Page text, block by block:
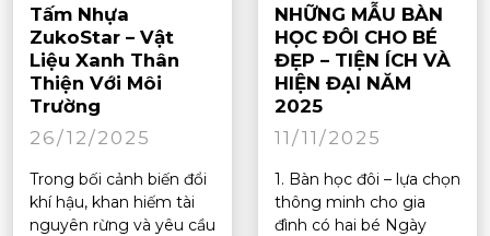
Tấm Nhựa
ZukoStar – Vật
Liệu Xanh Thân
Thiện Với Môi
Trường
26/12/2025
Trong bối cảnh biến đổi
khí hậu, khan hiếm tài
nguyên rừng và yêu cầu
NHỮNG MẪU BÀN
HỌC ĐÔI CHO BÉ
ĐẸP – TIỆN ÍCH VÀ
HIỆN ĐẠI NĂM
2025
11/11/2025
1. Bàn học đôi – lựa chọn
thông minh cho gia
đình có hai bé Ngày